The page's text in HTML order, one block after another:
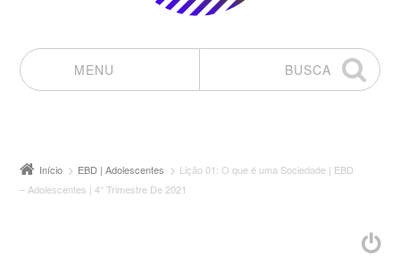
MENU
BUSCA
Início EBD | Adolescentes
Lição 01: O que é uma Sociedade | EBD
– Adolescentes | 4° Trimestre De 2021